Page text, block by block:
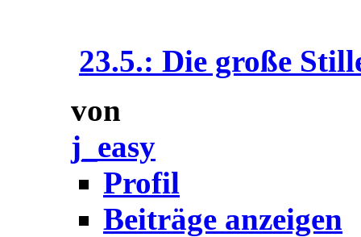
23.5.: Die große
von
j_easy
Profil
Beiträge anzeigen